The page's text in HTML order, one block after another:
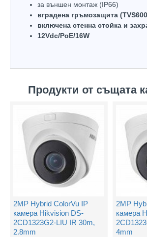
за външен монтаж (IP66)
вградена гръмозащита
включена стенна стойка и
12Vdc/PoE/16W
Продукти от същата
2MP Hybrid ColorVu IP
камера Hikvision DS-
2CD1323G2-LIU IR 30m,
2.8mm
2MP
камера
4mm